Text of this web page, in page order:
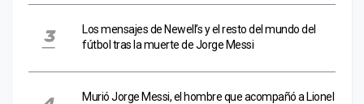
Los mensajes de Newell’s y el resto del mundo del
fútbol tras la muerte de Jorge Messi
Murió Jorge Messi, el hombre que acompañó a Lionel